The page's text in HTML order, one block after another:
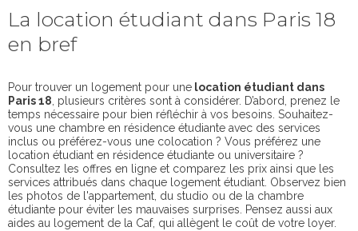
La location étudiant dans Paris 18
en bref
Pour trouver un logement pour une location étudiant dans
Paris 18 , plusieurs critères sont à considérer. D’abord, prenez le
temps nécessaire pour bien réfléchir à vos besoins. Souhaitez-
vous une chambre en résidence étudiante avec des services
inclus ou préférez-vous une colocation ? Vous préférez une
location étudiant en résidence étudiante ou universitaire ?
Consultez les offres en ligne et comparez les prix ainsi que les
services attribués dans chaque logement étudiant. Observez bien
les photos de l'appartement, du studio ou de la chambre
étudiante pour éviter les mauvaises surprises. Pensez aussi aux
aides au logement de la Caf, qui allègent le coût de votre loyer.